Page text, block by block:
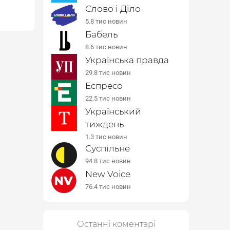
Слово і Діло
5.8 тис новин
Бабель
8.6 тис новин
Українська правда
29.8 тис новин
Еспресо
22.5 тис новин
Український
тиждень
1.3 тис новин
Суспільне
94.8 тис новин
New Voice
76.4 тис новин
Останні коментарі